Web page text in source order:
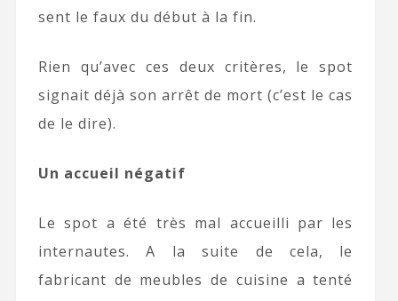
sent le faux du début à la fin.
Rien qu’avec ces deux critères, le spot
signait déjà son arrêt de mort (c’est le cas
de le dire).
Un accueil négatif
Le spot a été très mal accueilli par les
internautes. A la suite de cela, le
fabricant de meubles de cuisine a tenté